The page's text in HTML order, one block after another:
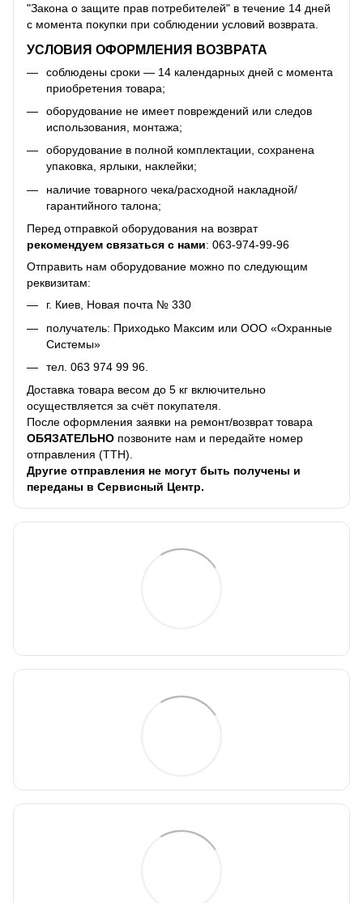
"Закона о защите прав потребителей" в течение 14 дней
с момента покупки при соблюдении условий возврата.
УСЛОВИЯ ОФОРМЛЕНИЯ ВОЗВРАТА
соблюдены сроки — 14 календарных дней с момента
приобретения товара;
оборудование не имеет повреждений или следов
использования, монтажа;
оборудование в полной комплектации, сохранена
упаковка, ярлыки, наклейки;
наличие товарного чека/расходной накладной/
гарантийного талона;
Перед отправкой оборудования на возврат
рекомендуем связаться с нами: 063-974-99-96
Отправить нам оборудование можно по следующим
реквизитам:
г. Киев, Новая почта № 330
получатель: Приходько Максим или ООО «Охранные
Системы»
тел. 063 974 99 96
Доставка товара весом до 5 кг включительно
осуществляется за счёт покупателя.
После оформления заявки на ремонт/возврат товара
ОБЯЗАТЕЛЬНО позвоните нам и передайте номер
отправления (ТТН).
Другие отправления не могут быть получены и
переданы в Сервисный Центр.